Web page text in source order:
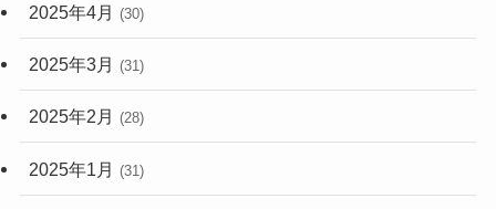
2025年4月 (30)
2025年3月 (31)
2025年2月 (28)
2025年1月 (31)